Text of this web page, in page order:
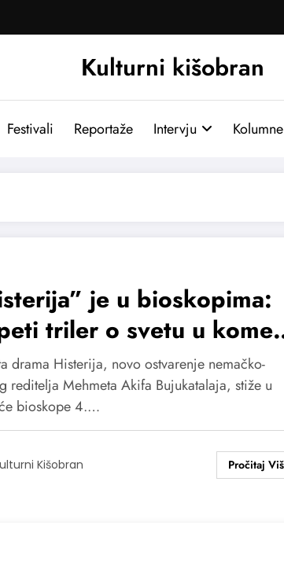
Kulturni kišobran
Festivali Reportaže Intervju Kolumne
je u bioskopima:
triler o svetu u kome
nikome ne veruje
drama Histerija, novo ostvarenje nemačko-
reditelja Mehmeta Akifa Bujukatalaja, stiže u
bioskope 4.…
Kišobran